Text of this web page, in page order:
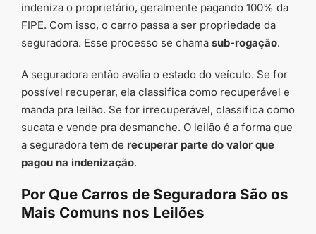
indeniza o proprietário, geralmente pagando 100% da
FIPE. Com isso, o carro passa a ser propriedade da
seguradora. Esse processo se chama sub-rogação.
A seguradora então avalia o estado do veículo. Se for
possível recuperar, ela classifica como recuperável e
manda pra leilão. Se for irrecuperável, classifica como
sucata e vende pra desmanche. O leilão é a forma que
a seguradora tem de recuperar parte do valor que
pagou na indenização.
Por Que Carros de Seguradora São os
Mais Comuns nos Leilões